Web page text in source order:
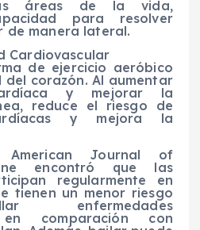
áreas de la vida,
para resolver
de manera lateral.
Cardiovascular
de ejercicio aeróbico
del corazón. Al aumentar
y mejorar la
reduce el riesgo de
y mejora la
Journal of
encontró que las
regularmente en
tienen un menor riesgo
enfermedades
en comparación con